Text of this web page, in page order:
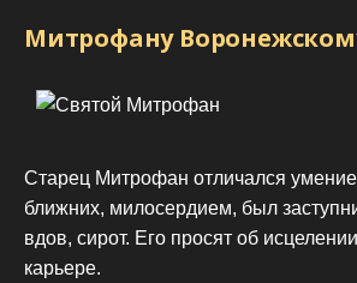
Митрофану
Старец Митрофан отличался
ближних, милосердием, был
вдов, сирот. Его просят об
карьере.